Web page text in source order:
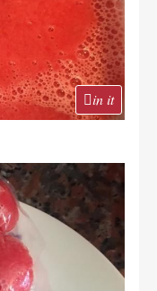
in it